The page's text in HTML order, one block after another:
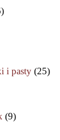
i pasty (25)
(9)